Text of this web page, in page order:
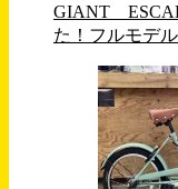
GIANT
た！フルモデ